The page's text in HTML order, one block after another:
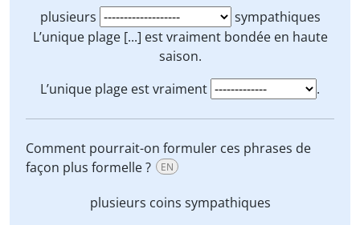
plusieurs
sympathiques
L’unique plage [...] est vraiment bondéeen haute
saison.
L’unique plage est vraiment
.
Comment pourrait-on formuler ces phrases de
façon plus formelle ?
EN
plusieurs coins sympathiques